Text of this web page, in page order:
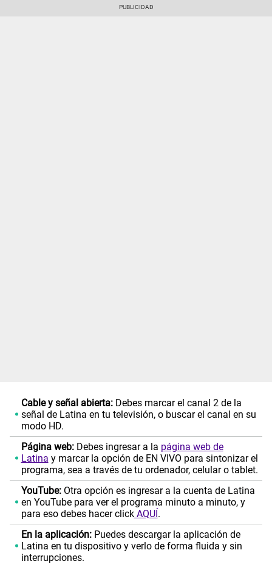
Cable y señal abierta:Debes marcar el canal 2 de la
señal de Latina en tu televisión, o buscar el canal en su
modo HD.
Página web: Debes ingresar a la página web de
Latina y marcar la opción de EN VIVO para sintonizar el
programa, sea a través de tu ordenador, celular o tablet.
YouTube: Otra opción es ingresar a la cuenta de Latina
en YouTube para ver el programa minuto a minuto, y
para eso debes hacer clickAQUÍ.
En la aplicación: Puedes descargar la aplicación de
Latina en tu dispositivo y verlo de forma fluida y sin
interrupciones.